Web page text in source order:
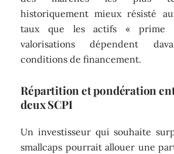
historiquement mieux résisté
taux que les actifs « prime
valorisations dépendent
conditions de financement.
Répartition et pondération
deux SCPI
Un investisseur qui souhaite
smallcaps pourrait allouer une